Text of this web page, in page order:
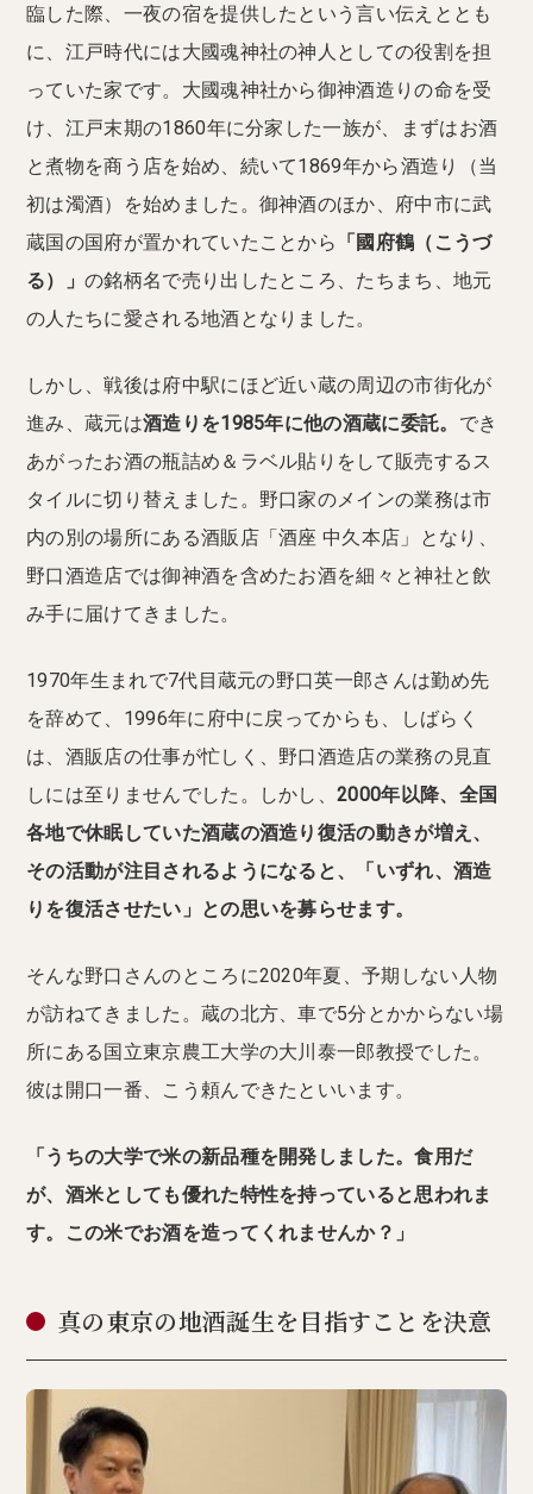
臨した際、一夜の宿を提供したという言い伝えととも
に、江戸時代には大國魂神社の神人としての役割を担
っていた家です。大國魂神社から御神酒造りの命を受
け、江戸末期の1860年に分家した一族が、まずはお酒
と煮物を商う店を始め、続いて1869年から酒造り（当
初は濁酒）を始めました。御神酒のほか、府中市に武
蔵国の国府が置かれていたことから 「國府鶴（こうづ
る）」 の銘柄名で売り出したところ、たちまち、地元
の人たちに愛される地酒となりました。
しかし、戦後は府中駅にほど近い蔵の周辺の市街化が
進み、蔵元は酒造りを1985年に他の酒蔵に委託。 でき
あがったお酒の瓶詰め＆ラベル貼りをして販売するス
タイルに切り替えました。野口家のメインの業務は市
内の別の場所にある酒販店「酒座 中久本店」となり、
野口酒造店では御神酒を含めたお酒を細々と神社と飲
み手に届けてきました。
1970年生まれで7代目蔵元の野口英一郎さんは勤め先
を辞めて、1996年に府中に戻ってからも、しばらく
は、酒販店の仕事が忙しく、野口酒造店の業務の見直
しには至りませんでした。しかし、2000年以降、全国
各地で休眠していた酒蔵の酒造り復活の動きが増え、
その活動が注目されるようになると、「いずれ、酒造
りを復活させたい」との思いを募らせます。
そんな野口さんのところに2020年夏、予期しない人物
が訪ねてきました。蔵の北方、車で5分とかからない場
所にある国立東京農工大学の大川泰一郎教授でした。
彼は開口一番、こう頼んできたといいます。
「うちの大学で米の新品種を開発しました。食用だ
が、酒米としても優れた特性を持っていると思われま
す。この米でお酒を造ってくれませんか？」
真の東京の地酒誕生を目指すことを決意